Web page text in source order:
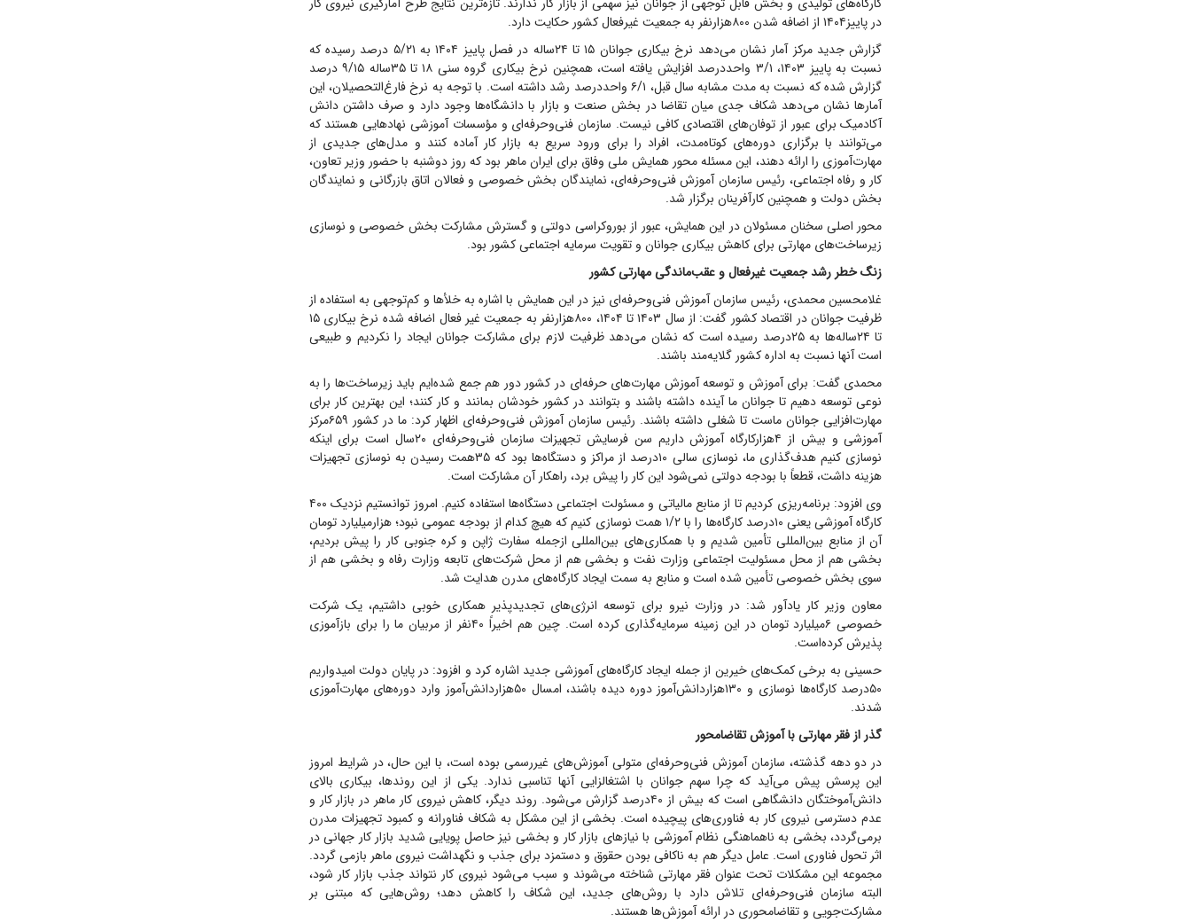
در پاییز۱۴۰۴ از اضافه شدن ۸۰۰‌هزار‌نفر به جمعیت غیرفعال کشور حکایت دارد.
گزارش جدید مرکز آمار نشان می‌دهد نرخ بیکاری جوانان ۱۵ تا ۲۴ساله در فصل پاییز ۱۴۰۴ به ۵/۲۱ درصد رسیده که
نسبت به پاییز ۱۴۰۳، ۳/۱ واحد‌درصد افزایش یافته است، همچنین نرخ بیکاری گروه سنی ۱۸ تا ۳۵ساله ۹/۱۵ درصد
گزارش شده که نسبت به مدت مشابه سال قبل، ۶/۱ واحد‌درصد رشد داشته است. با توجه به نرخ فارغ‌التحصیلان، این
آمار‌ها نشان می‌دهد شکاف جدی میان تقاضا در بخش صنعت و بازار با دانشگاه‌ها وجود دارد و صرف داشتن دانش
آکادمیک برای عبور از توفان‌های اقتصادی کافی نیست. سازمان فنی‌و‌حرفه‌ای و مؤسسات آموزشی نهاد‌هایی هستند که
می‌توانند با برگزاری دوره‌های کوتاه‌مدت، افراد را برای ورود سریع به بازار کار آماده کنند و مدل‌های جدیدی از
مهارت‌آموزی را ارائه دهند، این مسئله محور همایش ملی وفاق برای ایران ماهر بود که روز دوشنبه با حضور وزیر تعاون،
کار و رفاه اجتماعی، رئیس سازمان آموزش فنی‌و‌حرفه‌ای، نمایندگان بخش خصوصی و فعالان اتاق بازرگانی و نمایندگان
بخش دولت و همچنین کارآفرینان برگزار شد.
محور اصلی سخنان مسئولان در این همایش، عبور از بوروکراسی دولتی و گسترش مشارکت بخش خصوصی و نوسازی
زیرساخت‌های مهارتی برای کاهش بیکاری جوانان و تقویت سرمایه اجتماعی کشور بود.
زنگ خطر رشد جمعیت غیرفعال و عقب‌ماندگی مهارتی کشور
غلامحسین محمدی، رئیس سازمان آموزش فنی‌و‌حرفه‌ای نیز در این همایش با اشاره به خلأ‌ها و کم‌توجهی به استفاده از
ظرفیت جوانان در اقتصاد کشور گفت: از سال ۱۴۰۳ تا ۱۴۰۴، ۸۰۰‌هزار‌نفر به جمعیت غیر فعال اضافه شده نرخ بیکاری ۱۵
تا ۲۴ساله‌ها به ۲۵‌درصد رسیده است که نشان می‌دهد ظرفیت لازم برای مشارکت جوانان ایجاد را نکردیم و طبیعی
است آنها نسبت به اداره کشور گلایه‌مند باشند.
محمدی گفت: برای آموزش و توسعه آموزش مهارت‌های حرفه‌ای در کشور دور هم جمع شده‌ایم باید زیرساخت‌ها را به
نوعی توسعه دهیم تا جوانان ما آینده داشته باشند و بتوانند در کشور خودشان بمانند و کار کنند؛ این بهترین کار برای
مهارت‌افزایی جوانان ماست تا شغلی داشته باشند. رئیس سازمان آموزش فنی‌و‌حرفه‌ای اظهار کرد: ما در کشور ۶۵۹مرکز
آموزشی و بیش از ۴‌هزار‌کارگاه آموزش داریم سن فرسایش تجهیزات سازمان فنی‌و‌حرفه‌ای ۲۰سال است برای اینکه
نوسازی کنیم هدف‌گذاری ما، نوسازی سالی ۱۰‌درصد از مراکز و دستگاه‌ها بود که ۳۵همت رسیدن به نوسازی تجهیزات
هزینه داشت، قطعاً با بودجه دولتی نمی‌شود این کار را پیش برد، راهکار آن مشارکت است.
وی افزود: برنامه‌ریزی کردیم تا از منابع مالیاتی و مسئولت اجتماعی دستگاه‌ها استفاده کنیم. امروز توانستیم نزدیک ۴۰۰
کارگاه آموزشی یعنی ۱۰‌درصد کارگاه‌ها را با ۱/۲ همت نوسازی کنیم که هیچ کدام از بودجه عمومی نبود؛ هزار‌میلیارد تومان
آن از منابع بین‌المللی تأمین شدیم و با همکاری‌های بین‌المللی ازجمله سفارت ژاپن و کره جنوبی کار را پیش بردیم،
بخشی هم از محل مسئولیت اجتماعی وزارت نفت و بخشی هم از محل شرکت‌های تابعه وزارت رفاه و بخشی هم از
سوی بخش خصوصی تأمین شده است و منابع به سمت ایجاد کارگاه‌های مدرن هدایت شد.
معاون وزیر کار یادآور شد: در وزارت نیرو برای توسعه انرژی‌های تجدیدپذیر همکاری خوبی داشتیم، یک شرکت
خصوصی ۶‌میلیارد تومان در این زمینه سرمایه‌گذاری کرده است. چین هم اخیراً ۴۰نفر از مربیان ما را برای بازآموزی
پذیرش کرده‌است.
حسینی به برخی کمک‌های خیرین از جمله ایجاد کارگاه‌های آموزشی جدید اشاره کرد و افزود: در پایان دولت امیدواریم
۵۰‌درصد کارگاه‌ها نوسازی و ۱۳۰‌هزار‌دانش‌آموز دوره دیده باشند، امسال ۵۰‌هزار‌دانش‌آموز وارد دوره‌های مهارت‌آموزی
شدند.
گذر از فقر مهارتی با آموزش تقاضامحور
در دو دهه گذشته، سازمان آموزش فنی‌وحرفه‌ای متولی آموزش‌های غیررسمی بوده است، با این حال، در شرایط امروز
این پرسش پیش می‌آید که چرا سهم جوانان با اشتغالزایی آنها تناسبی ندارد. یکی از این روندها، بیکاری بالای
دانش‌آموختگان دانشگاهی است که بیش از ۴۰‌درصد گزارش می‌شود. روند دیگر، کاهش نیروی کار ماهر در بازار کار و
عدم دسترسی نیروی کار به فناوری‌های پیچیده است. بخشی از این مشکل به شکاف فناورانه و کمبود تجهیزات مدرن
برمی‌گردد، بخشی به ناهماهنگی نظام آموزشی با نیاز‌های بازار کار و بخشی نیز حاصل پویایی شدید بازار کار جهانی در
اثر تحول فناوری است. عامل دیگر هم به ناکافی بودن حقوق و دستمزد برای جذب و نگهداشت نیروی ماهر بازمی گردد.
مجموعه این مشکلات تحت عنوان فقر مهارتی شناخته می‌شوند و سبب می‌شود نیروی کار نتواند جذب بازار کار شود،
البته سازمان فنی‌و‌حرفه‌ای تلاش دارد با روش‌های جدید، این شکاف را کاهش دهد؛ روش‌هایی که مبتنی بر
مشارکت‌جویی و تقاضامحوری در ارائه آموزش‌ها هستند.